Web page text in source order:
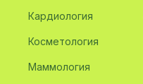
Кардиология
Косметология
Маммология